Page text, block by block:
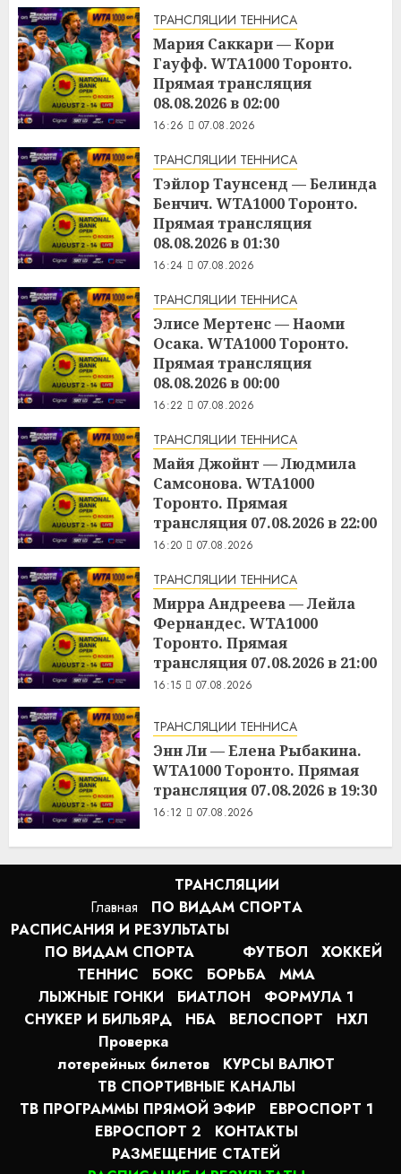
ТРАНСЛЯЦИИ ТЕННИСА
Мария Саккари — Кори
Гауфф. WTA1000 Торонто.
Прямая трансляция
08.08.2026 в 02:00
16:26 07.08.2026
ТРАНСЛЯЦИИ ТЕННИСА
Тэйлор Таунсенд — Белинда
Бенчич. WTA1000 Торонто.
Прямая трансляция
08.08.2026 в 01:30
16:24 07.08.2026
ТРАНСЛЯЦИИ ТЕННИСА
Элисе Мертенс — Наоми
Осака. WTA1000 Торонто.
Прямая трансляция
08.08.2026 в 00:00
16:22 07.08.2026
ТРАНСЛЯЦИИ ТЕННИСА
Майя Джойнт — Людмила
Самсонова. WTA1000
Торонто. Прямая
трансляция 07.08.2026 в 22:00
16:20 07.08.2026
ТРАНСЛЯЦИИ ТЕННИСА
Мирра Андреева — Лейла
Фернандес. WTA1000
Торонто. Прямая
трансляция 07.08.2026 в 21:00
16:15 07.08.2026
ТРАНСЛЯЦИИ ТЕННИСА
Энн Ли — Елена Рыбакина.
WTA1000 Торонто. Прямая
трансляция 07.08.2026 в 19:30
16:12 07.08.2026
Главная
ТРАНСЛЯЦИИ
ПО ВИДАМ СПОРТA
РАСПИСАНИЯ И РЕЗУЛЬТАТЫ
ПО ВИДАМ СПОРТА
ФУТБОЛ
ХОККЕЙ
ТЕННИС
БОКС БОРЬБА
MMA
ЛЫЖНЫЕ ГОНКИ
БИАТЛОН
ФОРМУЛА 1
СНУКЕР И БИЛЬЯРД
НБА ВЕЛОСПОРТ
НХЛ
Проверка
лотерейных билетов
КУРСЫ ВАЛЮТ
ТВ СПОРТИВНЫЕ КАНАЛЫ
ТВ ПРОГРАММЫ ПРЯМОЙ ЭФИР
ЕВРОСПОРТ 1
ЕВРОСПОРТ 2
КОНТАКТЫ
РАЗМЕЩЕНИЕ СТАТЕЙ